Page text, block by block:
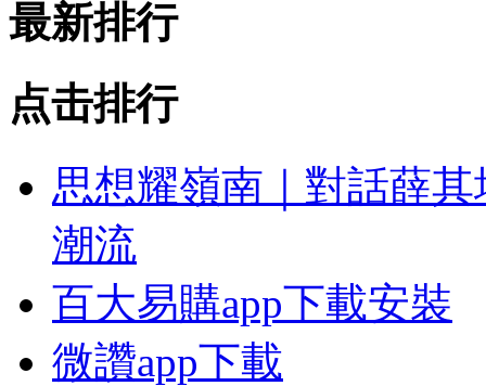
最新排行
点击排行
思想耀嶺南｜對話薛
潮流
百大易購app下載安裝
微讚app下載